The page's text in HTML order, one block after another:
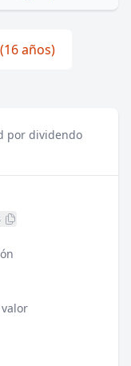
años)
por dividendo